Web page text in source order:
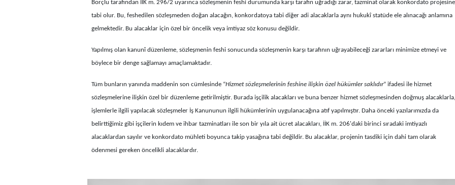
Borçlu tarafından İİK m. 296/2 uyarınca sözleşmenin feshi durumunda karşı tarafın uğradığı zarar, tazminat olarak konkordato projesine
tabi olur. Bu, feshedilen sözleşmeden doğan alacağın, konkordatoya tabi diğer adi alacaklarla aynı hukukî statüde ele alınacağı anlamına
gelmektedir. Bu alacaklar için özel bir öncelik veya imtiyaz söz konusu değildir.
Yapılmış olan kanunî düzenleme, sözleşmenin feshi sonucunda sözleşmenin karşı tarafının uğrayabileceği zararları minimize etmeyi ve
böylece bir denge sağlamayı amaçlamaktadır.
Tüm bunların yanında maddenin son cümlesinde “Hizmet sözleşmelerinin feshine ilişkin özel hükümler saklıdır” ifadesi ile hizmet
sözleşmelerine ilişkin özel bir düzenleme getirilmiştir. Burada işçilik alacakları ve buna benzer hizmet sözleşmesinden doğmuş alacaklarla,
işlemlerle ilgili yapılacak sözleşmeler İş Kanununun ilgili hükümlerinin uygulanacağına atıf yapılmıştır. Daha önceki yazılarımızda da
belirttiğimiz gibi işçilerin kıdem ve ihbar tazminatları ile son bir yıla ait ücret alacakları, İİK m. 206'daki birinci sıradaki imtiyazlı
alacaklardan sayılır ve konkordato mühleti boyunca takip yasağına tabi değildir. Bu alacaklar, projenin tasdiki için dahi tam olarak
ödenmesi gereken öncelikli alacaklardır.